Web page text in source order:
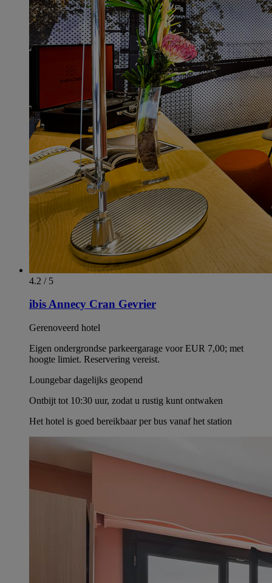
4.2 / 5
ibis Annecy Cran Gevrier
Gerenoveerd hotel
Eigen ondergrondse parkeergarage voor EUR 7,00; met
hoogte limiet. Reservering vereist.
Loungebar dagelijks geopend
Ontbijt tot 10:30 uur, zodat u rustig kunt ontwaken
Het hotel is goed bereikbaar per bus vanaf het station